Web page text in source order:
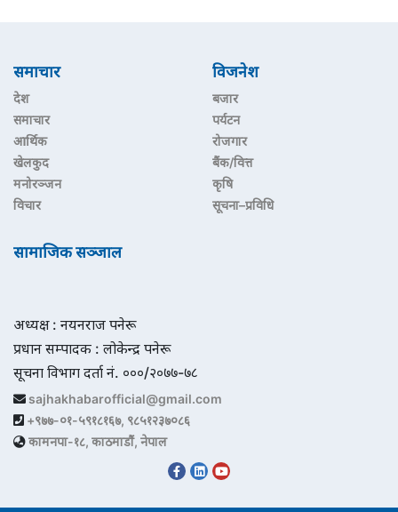
समाचार
देश
समाचार
आर्थिक
खेलकुद
मनोरञ्जन
विचार
विजनेश
बजार
पर्यटन
रोजगार
बैंक/वित्त
कृषि
सूचना–प्रविधि
सामाजिक सञ्जाल
अध्यक्ष : नयनराज पनेरू
प्रधान सम्पादक : लोकेन्द्र पनेरू
सूचना विभाग दर्ता नं. ०००/२०७७-७८
sajhakhabarofficial@gmail.com
+९७७-०१-५९१८१६७, ९८५१२३७०८६
कामनपा-१८, काठमाडौं, नेपाल